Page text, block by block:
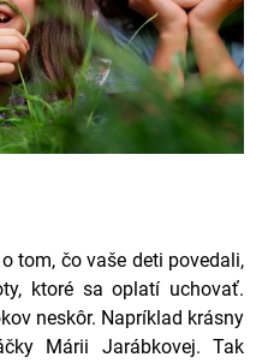
tom, čo vaše deti povedali,
ktoré sa oplatí uchovať.
neskôr. Napríklad krásny
Márii Jarábkovej. Tak